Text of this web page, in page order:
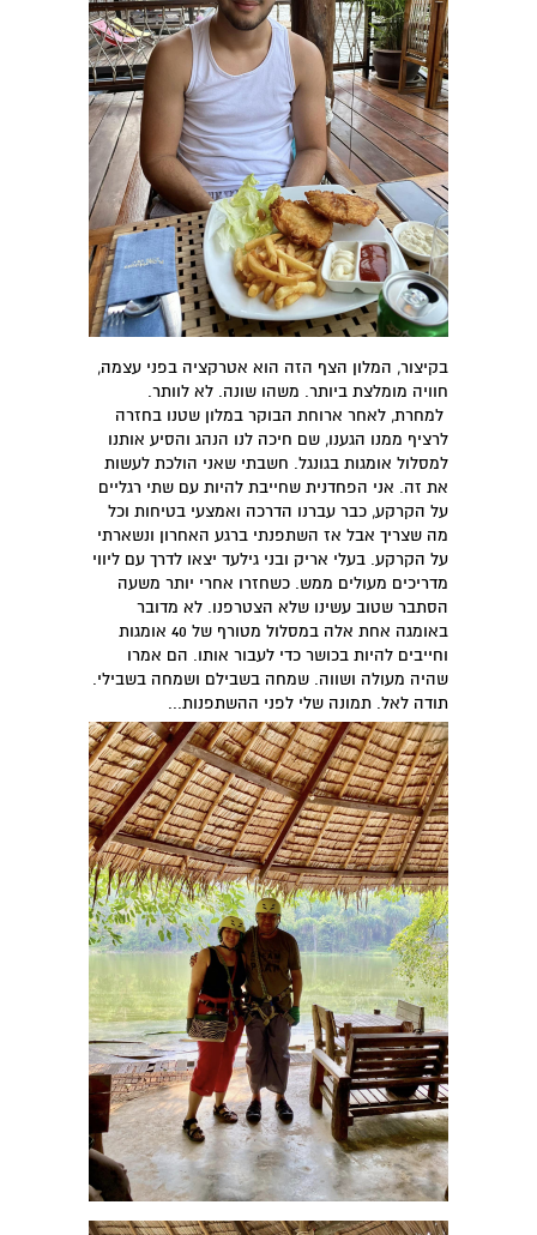
בקיצור, המלון הצף הזה הוא אטרקציה בפני עצמה,
חוויה מומלצת ביותר. משהו שונה. לא לוותר.
למחרת, לאחר ארוחת הבוקר במלון שטנו בחזרה
לרציף ממנו הגענו, שם חיכה לנו הנהג והסיע אותנו
למסלול אומגות בגונגל. חשבתי שאני הולכת לעשות
את זה. אני הפחדנית שחייבת להיות עם שתי רגליים
על הקרקע, כבר עברנו הדרכה ואמצעי בטיחות וכל
מה שצריך אבל אז השתפנתי ברגע האחרון ונשארתי
על הקרקע. בעלי אריק ובני גילעד יצאו לדרך עם ליווי
מדריכים מעולים ממש. כשחזרו אחרי יותר משעה
הסתבר שטוב עשינו שלא הצטרפנו. לא מדובר
באומגה אחת אלה במסלול מטורף של 40 אומגות
וחייבים להיות בכושר כדי לעבור אותו. הם אמרו
שהיה מעולה ושווה. שמחה בשבילם ושמחה בשבילי.
תודה לאל. תמונה שלי לפני ההשתפנות...